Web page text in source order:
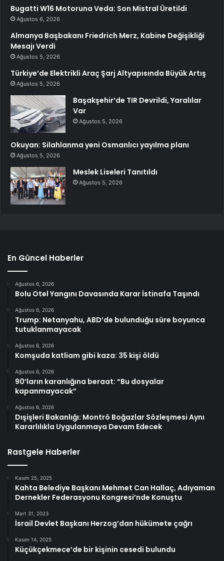
Bugatti W16 Motoruna Veda: Son Mistral Üretildi
Ağustos 6, 2026
Almanya Başbakanı Friedrich Merz, Kabine Değişikliği
Mesajı Verdi
Ağustos 5, 2026
Türkiye’de Elektrikli Araç Şarj Altyapısında Büyük Artış
Ağustos 5, 2026
Başakşehir’de TIR Devrildi, Yaralılar
Var
Ağustos 5, 2026
Okuyan: Silahlanma yeni Osmanlıcı yayılma planı
Ağustos 5, 2026
Meslek Liseleri Tanıtıldı
Ağustos 5, 2026
En Güncel Haberler
Ağustos 6, 2026
Bolu Otel Yangını Davasında Karar İstinafa Taşındı
Ağustos 6, 2026
Trump: Netanyahu, ABD’de bulunduğu süre boyunca
tutuklanmayacak
Ağustos 6, 2026
Komşuda katliam gibi kaza: 35 kişi öldü
Ağustos 6, 2026
90’ların karanlığına beraat: “Bu dosyalar
kapanmayacak”
Ağustos 6, 2026
Dışişleri Bakanlığı: Montrö Boğazlar Sözleşmesi Aynı
Kararlılıkla Uygulanmaya Devam Edecek
Rastgele Haberler
Kasım 25, 2025
Kahta Belediye Başkanı Mehmet Can Hallaç, Adıyaman
Dernekler Federasyonu Kongresi’nde Konuştu
Mart 31, 2023
İsrail Devlet Başkanı Herzog’dan hükümete çağrı
Kasım 14, 2025
Küçükçekmece’de bir kişinin cesedi bulundu